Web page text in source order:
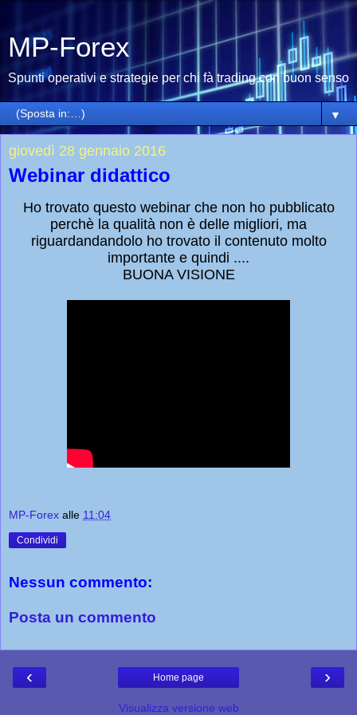
MP-Forex
Spunti operativi e strategie per chi fà trading con buon senso
▼
giovedì 28 gennaio 2016
Webinar didattico
Ho trovato questo webinar che non ho pubblicato
perchè la qualità non è delle migliori, ma
riguardandandolo ho trovato il contenuto molto
importante e quindi ....
BUONA VISIONE
MP-Forex alle 11:04
Condividi
Nessun commento:
Posta un commento
‹ ›
Home page
Visualizza versione web